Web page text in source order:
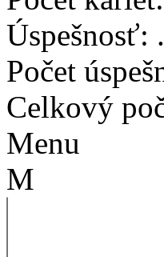
Úspešnosť:
Počet
Celkový
Menu
M